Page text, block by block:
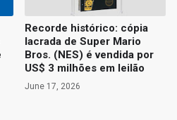
Recorde histórico: cópia
lacrada de Super Mario
Bros. (NES) é vendida por
US$ 3 milhões em leilão
June 17, 2026